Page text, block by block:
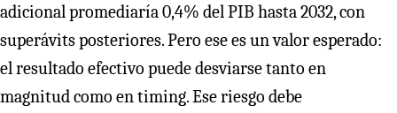
adicional promediaría 0,4% del PIB hasta 2032, con
superávits posteriores. Pero ese es un valor esperado:
el resultado efectivo puede desviarse tanto en
magnitud como en timing. Ese riesgo debe